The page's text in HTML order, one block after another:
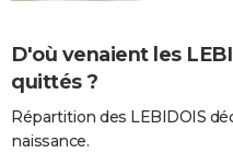
D'où venaient les
quittés ?
Répartition des LEBIDOIS
naissance.